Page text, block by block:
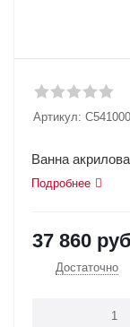
Артикул:
Ванна
Подробнее
37 860 руб
Достаточно